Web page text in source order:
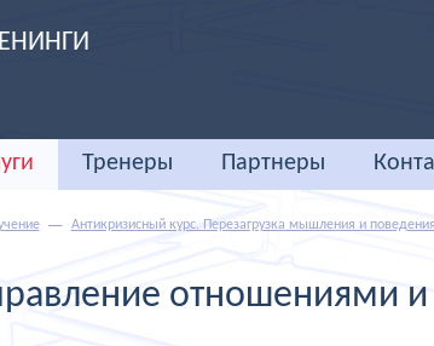
Тренеры Партнеры
Антикризисный курс. Перезагрузка мышления и
отношениями